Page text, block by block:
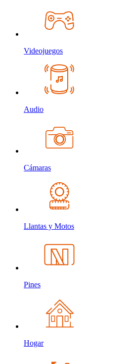
Videojuegos
Audio
Cámaras
Llantas y Motos
Pines
Hogar